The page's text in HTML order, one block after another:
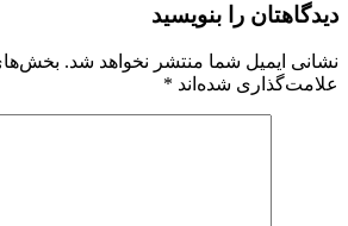
دیدگاهتان را بنویسید
نشانی ایمیل شما منتشر نخواهد شد.
علامت‌گذاری شده‌اند *